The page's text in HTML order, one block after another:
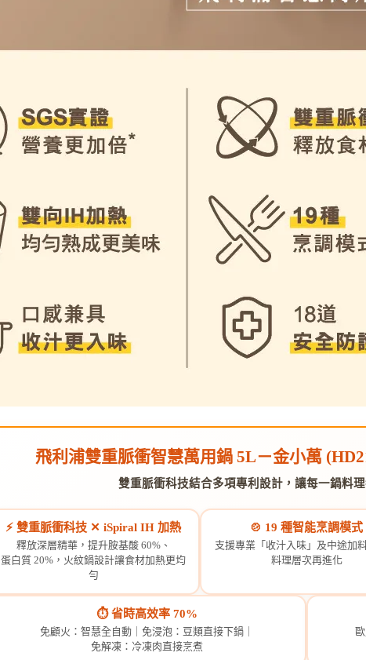
飛利浦雙重脈衝智慧萬用鍋 5L－金小萬
雙重脈衝科技結合多項專利設計，讓每一鍋料
⚡ 雙重脈衝科技 ✕ iSpiral IH 加熱
釋放深層精華，提升胺基酸 60%、
蛋白質 20%，火紋鍋設計讓食材加熱更均
勻
🍲 19 種智能烹調模式
支援專業「收汁入味」及中途加
料理層次再進化
⏱️ 省時高效率 70%
免顧火：智慧全自動｜免浸泡：豆類直接下鍋｜
免解凍：冷凍肉直接烹煮